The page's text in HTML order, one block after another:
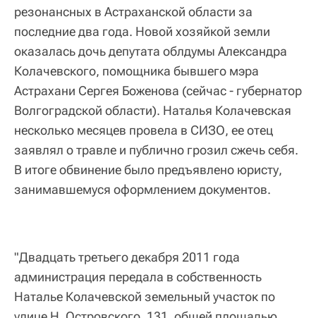
резонансных в Астраханской области за
последние два года. Новой хозяйкой земли
оказалась дочь депутата облдумы Александра
Колачевского, помощника бывшего мэра
Астрахани Сергея Боженова (сейчас - губернатор
Волгоградской области). Наталья Колачевская
несколько месяцев провела в СИЗО, ее отец
заявлял о травле и публично грозил сжечь себя.
В итоге обвинение было предъявлено юристу,
занимавшемуся оформлением документов.
"Двадцать третьего декабря 2011 года
администрация передала в собственность
Наталье Колачевской земельный участок по